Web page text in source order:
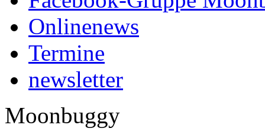
Onlinenews
Termine
newsletter
Moonbuggy